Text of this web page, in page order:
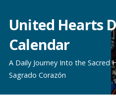
content
United Hearts
Calendar
A Daily Journey Into the Sacred
Sagrado Corazón